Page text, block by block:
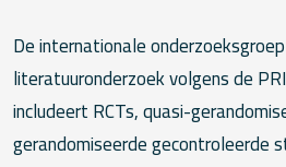
De internationale
literatuuronderzoek volgens de
includeert RCTs, quasi-
gerandomiseerde gecontroleerde